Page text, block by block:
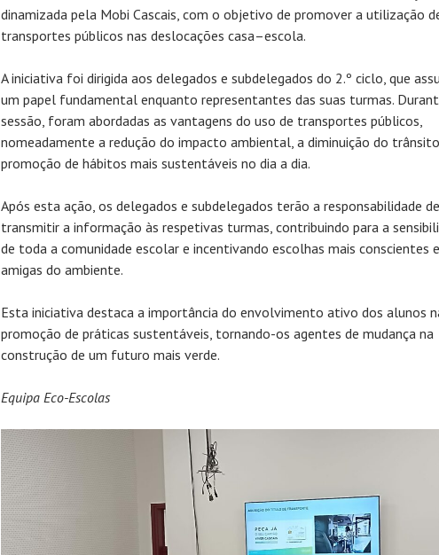
dinamizada pela Mobi Cascais, com o objetivo de promover a utilização
transportes públicos nas deslocações casa–escola.
A iniciativa foi dirigida aos delegados e subdelegados do 2.º ciclo, que
um papel fundamental enquanto representantes das suas turmas.
sessão, foram abordadas as vantagens do uso de transportes públicos,
nomeadamente a redução do impacto ambiental, a diminuição do
promoção de hábitos mais sustentáveis no dia a dia.
Após esta ação, os delegados e subdelegados terão a responsabilidade de
transmitir a informação às respetivas turmas, contribuindo para a
de toda a comunidade escolar e incentivando escolhas mais conscientes e
amigas do ambiente.
Esta iniciativa destaca a importância do envolvimento ativo dos alunos
promoção de práticas sustentáveis, tornando-os agentes de mudança na
construção de um futuro mais verde.
Equipa Eco-Escolas